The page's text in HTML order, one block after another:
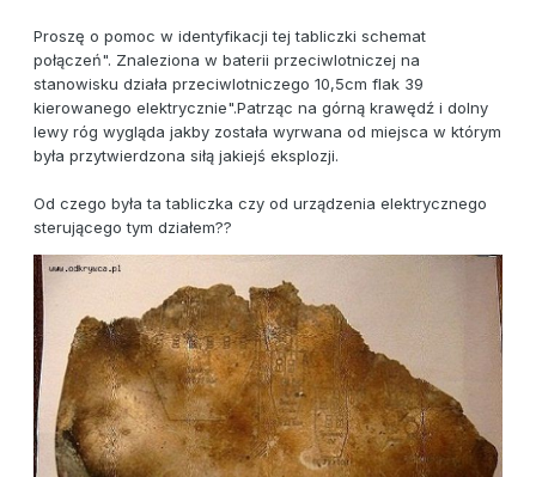
Proszę o pomoc w identyfikacji tej tabliczki schemat
połączeń". Znaleziona w baterii przeciwlotniczej na
stanowisku działa przeciwlotniczego 10,5cm flak 39
kierowanego elektrycznie".Patrząc na górną krawędź i dolny
lewy róg wygląda jakby została wyrwana od miejsca w którym
była przytwierdzona siłą jakiejś eksplozji.
Od czego była ta tabliczka czy od urządzenia elektrycznego
sterującego tym działem??